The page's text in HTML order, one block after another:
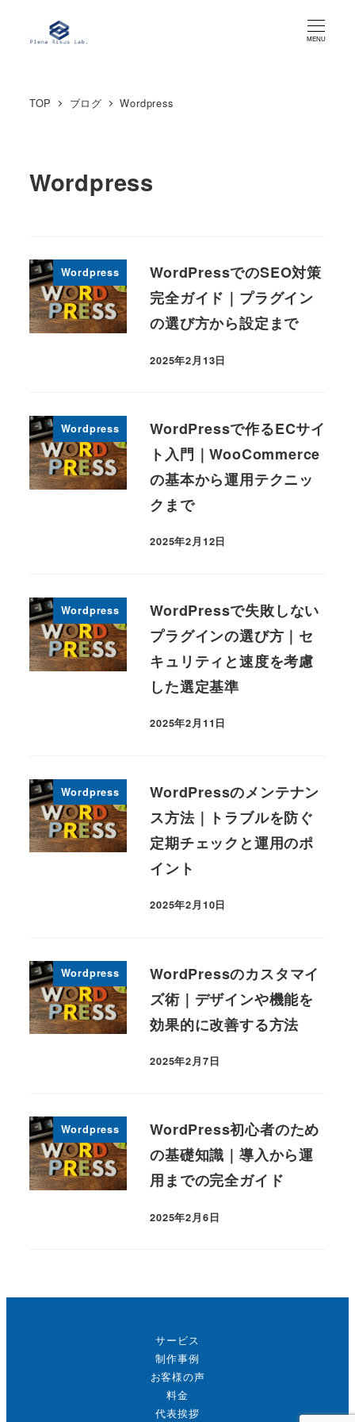
MENU
TOP ブログ Wordpress
Wordpress
Wordpress
WordPressでのSEO対策
完全ガイド｜プラグイン
の選び方から設定まで
投稿日
2025年2月13日
Wordpress
WordPressで作るECサイ
ト入門｜WooCommerce
の基本から運用テクニッ
クまで
投稿日
2025年2月12日
Wordpress
WordPressで失敗しない
プラグインの選び方｜セ
キュリティと速度を考慮
した選定基準
投稿日
2025年2月11日
Wordpress
WordPressのメンテナン
ス方法｜トラブルを防ぐ
定期チェックと運用のポ
イント
投稿日
2025年2月10日
Wordpress
WordPressのカスタマイ
ズ術｜デザインや機能を
効果的に改善する方法
投稿日
2025年2月7日
Wordpress
WordPress初心者のため
の基礎知識｜導入から運
用までの完全ガイド
投稿日
2025年2月6日
サービス
制作事例
お客様の声
料金
代表挨拶